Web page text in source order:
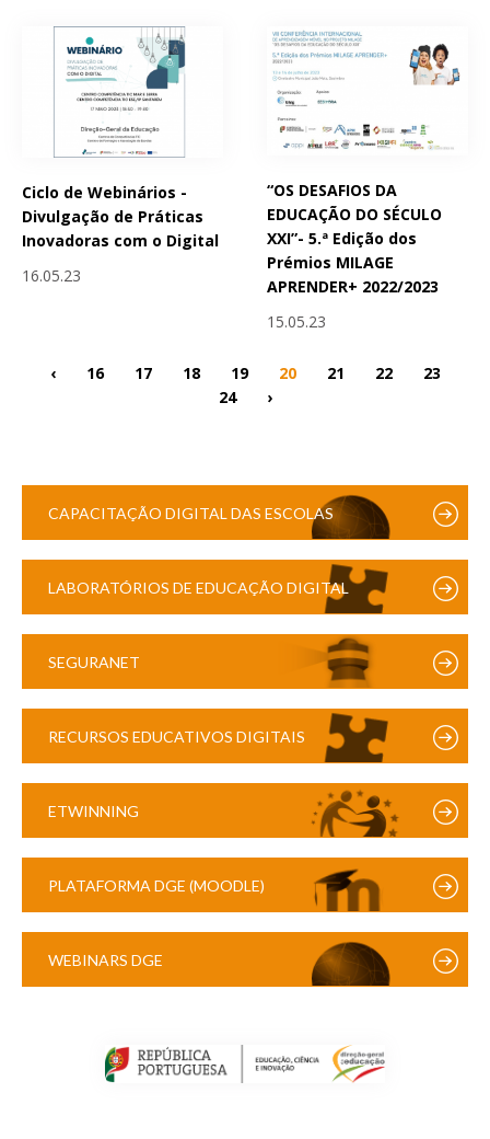
Ciclo de Webinários -
Divulgação de Práticas
Inovadoras com o Digital
16.05.23
“OS DESAFIOS DA
EDUCAÇÃO DO SÉCULO
XXI”- 5.ª Edição dos
Prémios MILAGE
APRENDER+ 2022/2023
15.05.23
‹ 16 17 18 19 20 21 22
23
24
›
CAPACITAÇÃO DIGITAL DAS ESCOLAS
LABORATÓRIOS DE EDUCAÇÃO DIGITAL
SEGURANET
RECURSOS EDUCATIVOS DIGITAIS
ETWINNING
PLATAFORMA DGE (MOODLE)
WEBINARS DGE